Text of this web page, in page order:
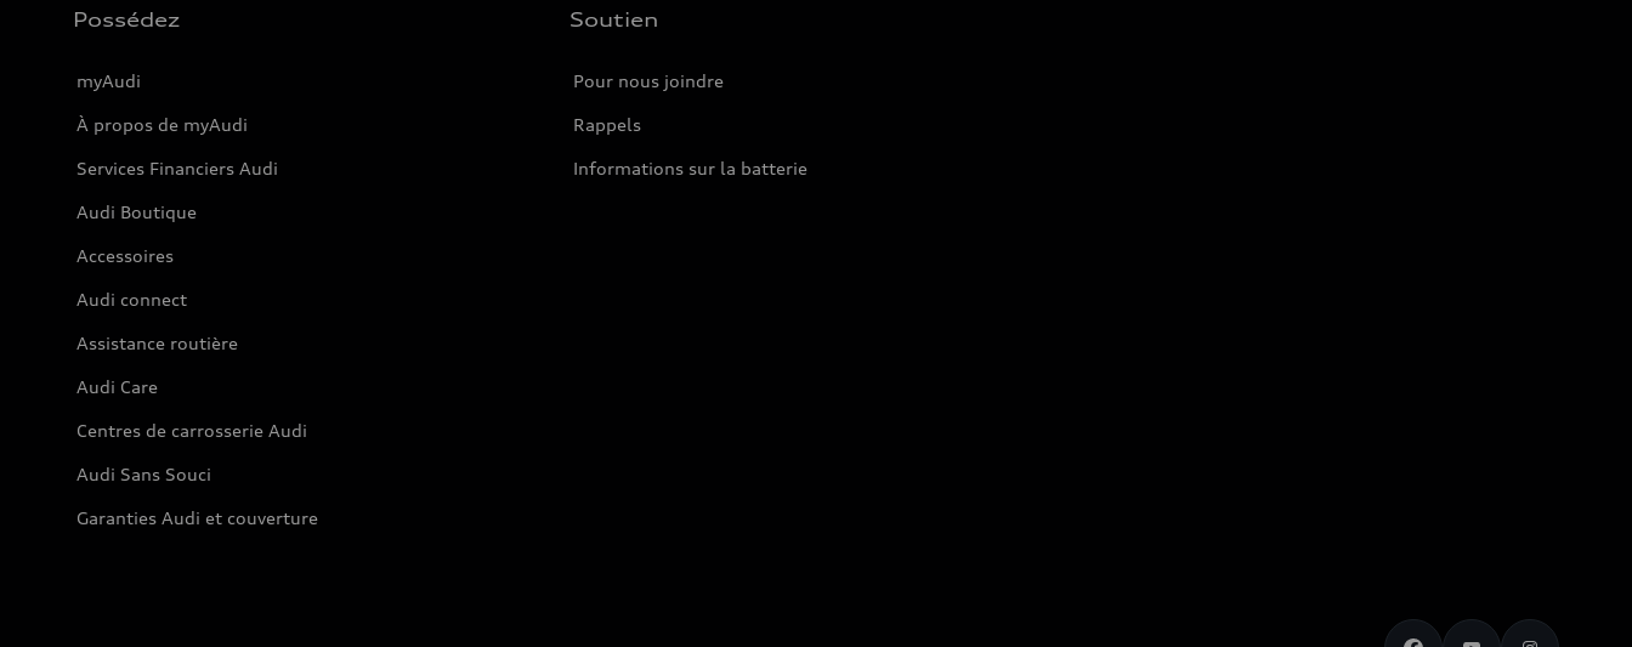
Possédez
myAudi
À propos de myAudi
Services Financiers Audi
Audi Boutique
Accessoires
Audi connect
Assistance routière
Audi Care
Centres de carrosserie Audi
Audi Sans Souci
Garanties Audi et couverture
Soutien
Pour nous joindre
Rappels
Informations sur la batterie